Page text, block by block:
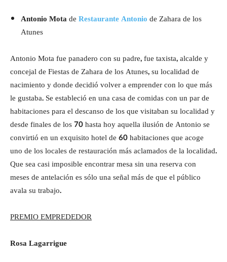
Antonio MotadeRestaurante Antoniode Zahara de los
Atunes
Antonio Mota fue panadero con su padre, fue taxista, alcalde y
concejal de Fiestas de Zahara de los Atunes, su localidad de
nacimiento y donde decidió volver a emprender con lo que más
le gustaba. Se estableció en una casa de comidas con un par de
habitaciones para el descanso de los que visitaban su localidad y
desde finales de los 70 hasta hoy aquella ilusión de Antonio se
convirtió en un exquisito hotel de 60 habitaciones que acoge
uno de los locales de restauración más aclamados de la localidad.
Que sea casi imposible encontrar mesa sin una reserva con
meses de antelación es sólo una señal más de que el público
avala su trabajo.
PREMIO EMPREDEDOR
Rosa Lagarrigue